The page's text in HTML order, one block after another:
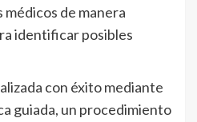
médicos de manera
identificar posibles
con éxito mediante
guiada, un procedimiento